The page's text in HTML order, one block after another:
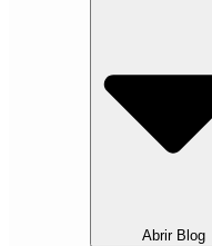
Abrir Blog